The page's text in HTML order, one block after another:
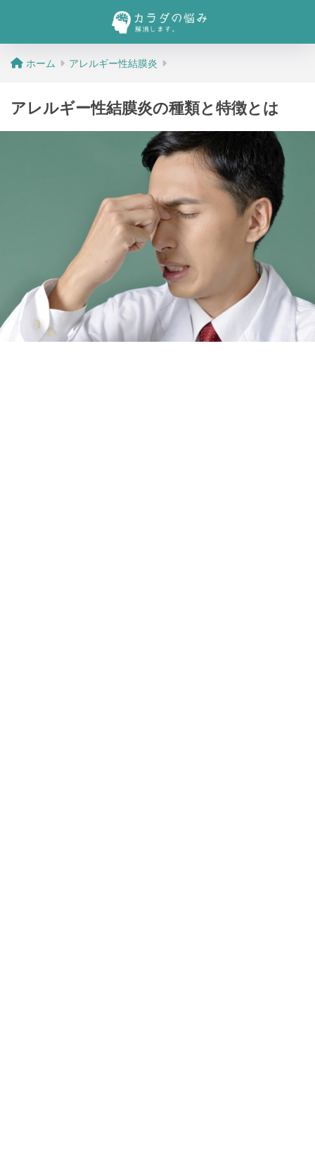
ホーム アレルギー性結膜炎
アレルギー性結膜炎の種類と特徴とは